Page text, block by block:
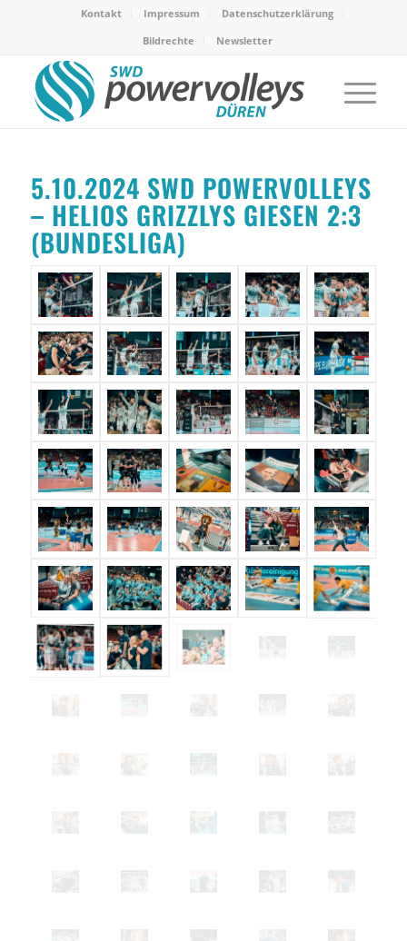
Kontakt Impressum
Datenschutzerklärung
Bildrechte
Newsletter
5.10.2024 SWD POWERVOLLEYS
– HELIOS GRIZZLYS GIESEN 2:3
(BUNDESLIGA)